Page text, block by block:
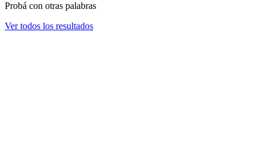
Probá con otras palabras
Ver todos los resultados